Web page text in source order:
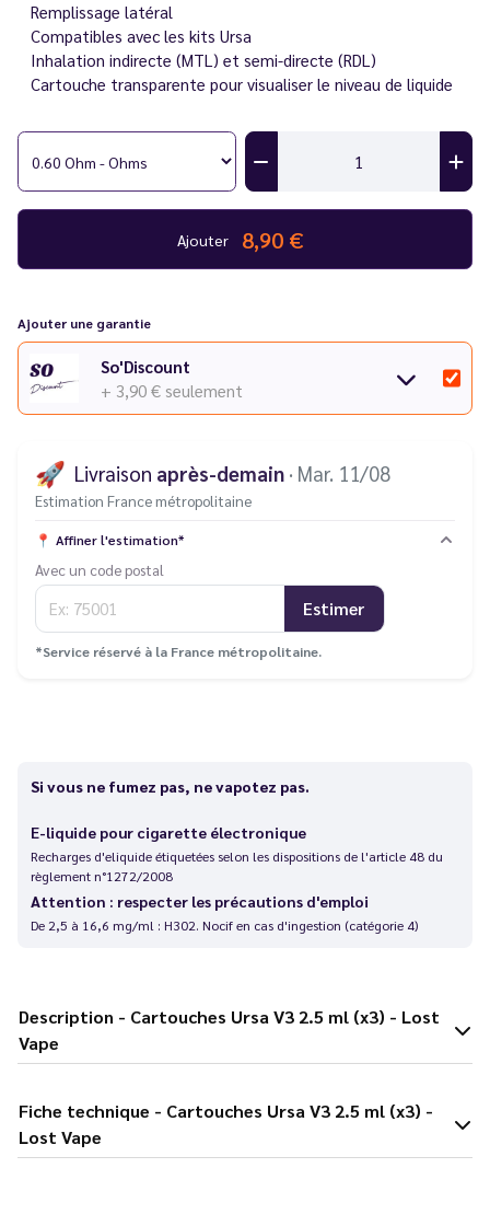
Remplissage latéral
Compatibles avec les kits Ursa
Inhalation indirecte (MTL) et semi-directe (RDL)
Cartouche transparente pour visualiser le niveau de liquide
Ajouter 8,90 €
Ajouter une garantie
So'Discount
+ 3,90 € seulement
🚀 Livraison après-demain · Mar. 11/08
Estimation France métropolitaine
📍 Affiner l'estimation*
Avec un code postal
Estimer
*Service réservé à la France métropolitaine.
Si vous ne fumez pas, ne vapotez pas.
E-liquide pour cigarette électronique
Recharges d'eliquide étiquetées selon les dispositions de l'article 48 du
règlement n°1272/2008
Attention : respecter les précautions d'emploi
De 2,5 à 16,6 mg/ml : H302. Nocif en cas d'ingestion (catégorie 4)
Description - Cartouches Ursa V3 2.5 ml (x3) - Lost
Vape
Fiche technique - Cartouches Ursa V3 2.5 ml (x3) -
Lost Vape